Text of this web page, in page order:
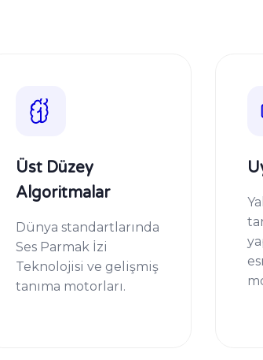
Üst Düzey
Algoritmalar
Dünya standartlarında
Ses Parmak İzi
Teknolojisi ve gelişmiş
tanıma motorları.